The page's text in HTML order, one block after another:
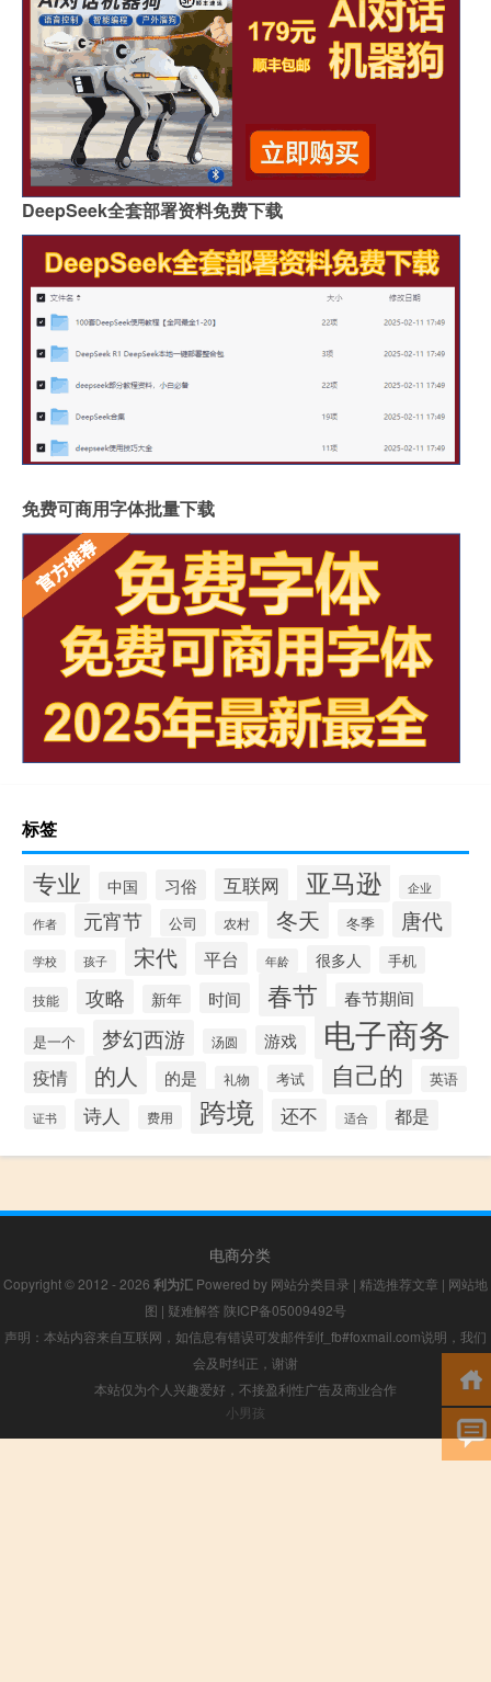
DeepSeek全套部署资料免费下载
免费可商用字体批量下载
标签
专业 中国 习俗 互联网 亚马逊 企业
作者 元宵节 公司 农村 冬天 冬季 唐代
学校 孩子 宋代 平台 年龄 很多人 手机
技能 攻略 新年 时间 春节 春节期间
是一个 梦幻西游 汤圆 游戏 电子商务
疫情 的人 的是 礼物 考试 自己的 英语
证书 诗人 费用 跨境 还不 适合 都是
电商分类
Copyright © 2012 - 2026 利为汇 Powered by 网站分类目录 | 精选推荐文章 | 网站地
图 | 疑难解答 陕ICP备05009492号
声明：本站内容来自互联网，如信息有错误可发邮件到f_fb#foxmail.com说明，我们
会及时纠正，谢谢
本站仅为个人兴趣爱好，不接盈利性广告及商业合作
小男孩